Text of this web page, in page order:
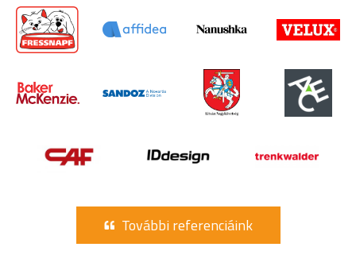
További referenciáink